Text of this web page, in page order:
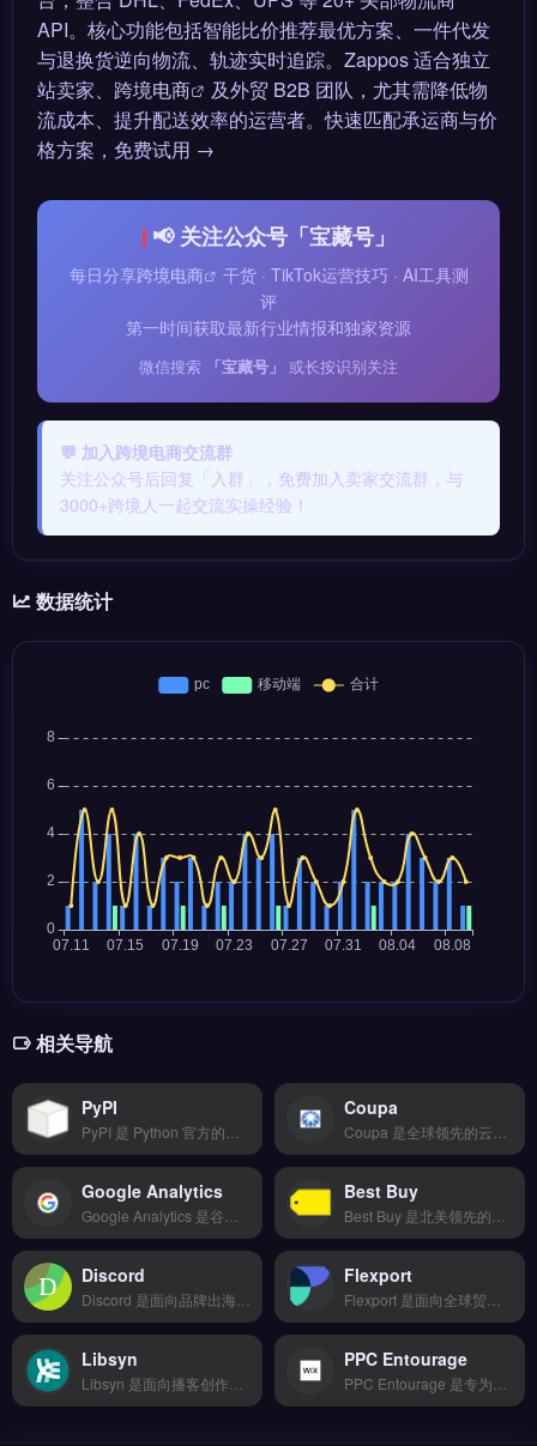
API。核心功能包括智能比价推荐最优方案、一件代发
与退换货逆向物流、轨迹实时追踪。Zappos 适合独立
站卖家、 跨境电商
及外贸 B2B 团队，尤其需降低物
流成本、提升配送效率的运营者。快速匹配承运商与价
格方案，免费试用 →
📢 关注公众号「宝藏号」
每日分享跨境电商
干货 · TikTok运营技巧 · AI工具测
评
第一时间获取最新行业情报和独家资源
微信搜索 「宝藏号」 或长按识别关注
💬 加入跨境电商交流群
关注公众号后回复「入群」，免费加入卖家交流群，与
3000+跨境人一起交流实操经验！
数据统计
相关导航
PyPI Coupa
Google Analytics Best Buy
Discord Flexport
Libsyn PPC Entourage